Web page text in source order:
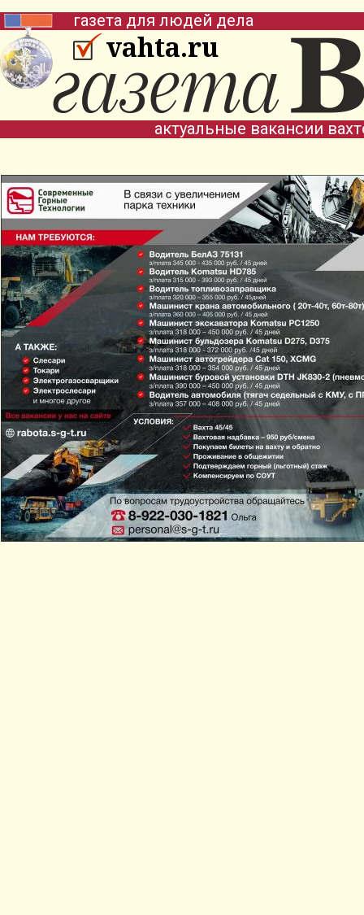
vahta.ru
газета для людей дела
актуальные вакансии